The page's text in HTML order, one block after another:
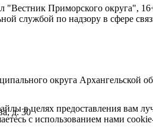
"Вестник Приморского округа",
службой по надзору в сфере
округа Архангельской
д. 30в целях предоставления вам
с использованием нами